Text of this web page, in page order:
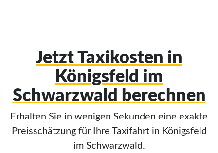
Jetzt Taxikosten in
Königsfeld im
Schwarzwald berechnen
Erhalten Sie in wenigen Sekunden eine exakte
Preisschätzung für Ihre Taxifahrt in Königsfeld
im Schwarzwald.